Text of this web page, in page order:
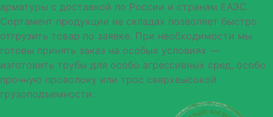
арматуры с доставкой по России и странам ЕАЭС.
Сортамент продукции на складах позволяет быстро
отгрузить товар по заявке. При необходимости мы
готовы принять заказ на особых условиях —
изготовить трубы для особо агрессивных сред, особо
прочную проволоку или трос сверхвысокой
грузоподъемности.